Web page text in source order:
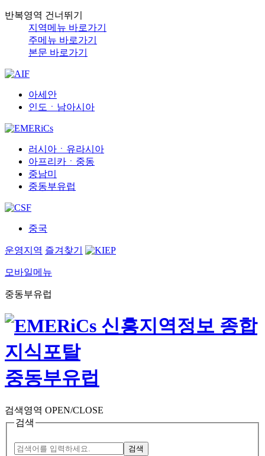
반복영역 건너뛰기
지역메뉴 바로가기
주메뉴 바로가기
본문 바로가기
아세안
인도ㆍ남아시아
러시아ㆍ유라시아
아프리카ㆍ중동
중남미
중동부유럽
중국
운영지역 즐겨찾기
모바일메뉴
중동부유럽
중동부유럽
검색영역 OPEN/CLOSE
검색
검색